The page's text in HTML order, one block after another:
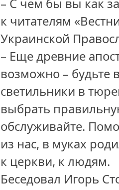
к читателям
Украинской
– Еще древние
возможно – будьте
светильники в
выбрать
обслуживайте.
из нас, в муках
к церкви, к людям.
Беседовал Игорь